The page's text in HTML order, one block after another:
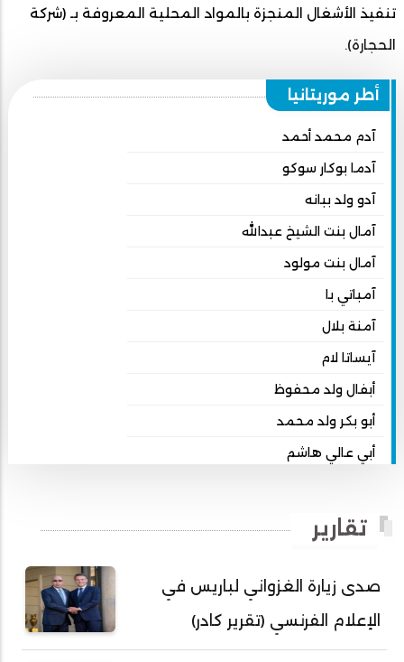
تنفيذ الأشغال المنجزة بالمواد المحلية المعروفة بـ (شركة
الحجارة).
أطر موريتانيا
آدم محمد أحمد
آدما بوكار سوكو
آدو ولد ببانه
آمال بنت الشيخ عبدالله
آمال بنت مولود
آمباتي با
آمنة بلال
آيساتا لام
أبفال ولد محفوظ
أبو بكر ولد محمد
أبي عالي هاشم
أحمد بداه
أحمد دداهي مختار
أحمد زيدان ولد محمد محمود
أحمد سالم بكار
تقارير
صدى زيارة الغزواني لباريس في
الإعلام الفرنسي (تقرير كادر)